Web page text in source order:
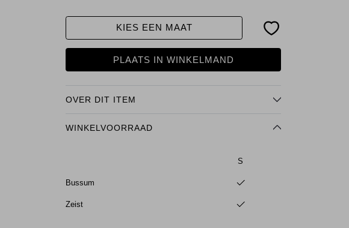
KIES EEN MAAT
PLAATS IN WINKELMAND
OVER DIT ITEM
WINKELVOORRAAD
S
Bussum
Zeist